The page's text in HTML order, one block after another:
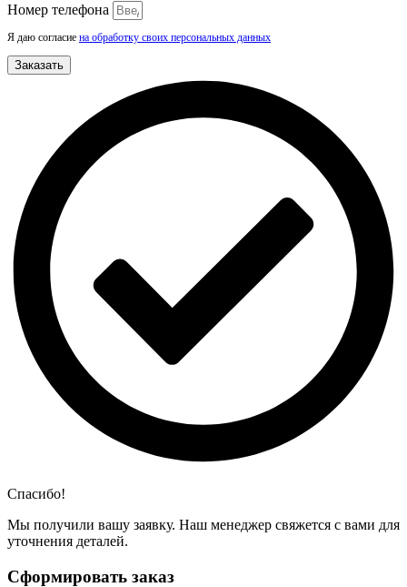
Номер телефона
Я даю согласие на обработку своих персональных данных
Заказать
Спасибо!
Мы получили вашу заявку. Наш менеджер свяжется с вами для
уточнения деталей.
Сформировать заказ